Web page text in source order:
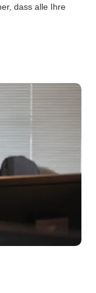
dass alle Ihre